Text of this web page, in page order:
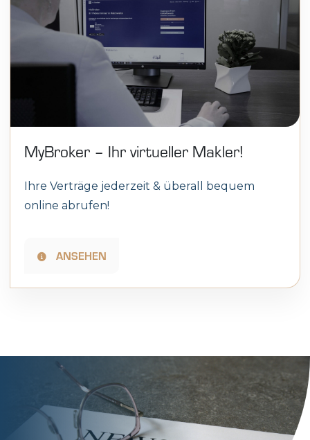
MyBroker – Ihr virtueller Makler!
Ihre Verträge jederzeit & überall bequem
online abrufen!
ANSEHEN